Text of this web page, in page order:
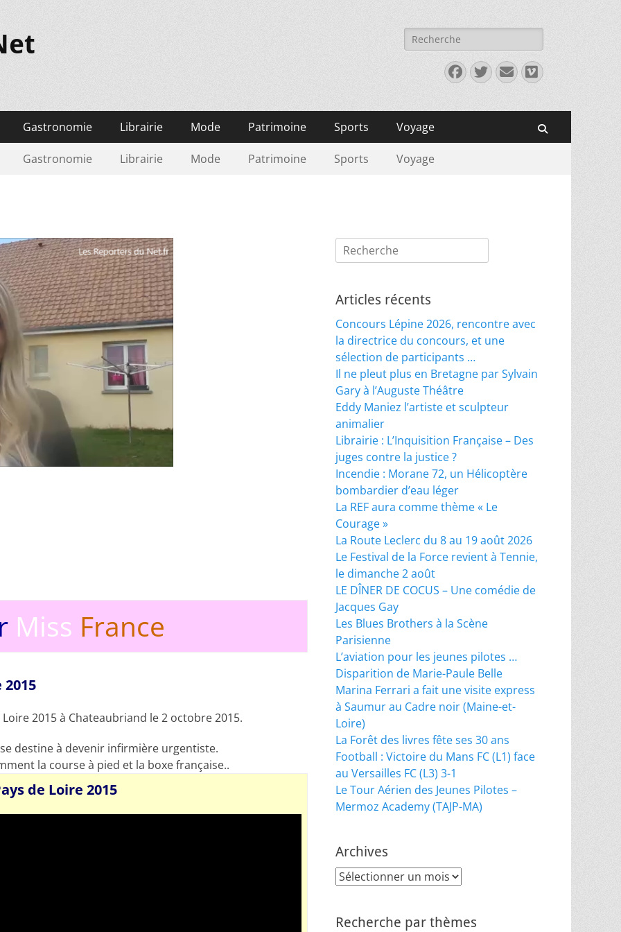
Rechercher :
Facebook
Twitter
E-
mail
Vimeo
Gastronomie Librairie Mode Patrimoine Sports Voyage
Gastronomie Librairie Mode Patrimoine Sports Voyage
Miss France
Loire 2015 à Chateaubriand le 2 octobre 2015.
destine à devenir infirmière urgentiste.
la course à pied et la boxe française..
de Loire 2015
Rechercher :
Articles récents
Concours Lépine 2026, rencontre avec
la directrice du concours, et une
sélection de participants …
Il ne pleut plus en Bretagne par Sylvain
Gary à l’Auguste Théâtre
Eddy Maniez l’artiste et sculpteur
animalier
Librairie : L’Inquisition Française – Des
juges contre la justice ?
Incendie : Morane 72, un Hélicoptère
bombardier d’eau léger
La REF aura comme thème « Le
Courage »
La Route Leclerc du 8 au 19 août 2026
Le Festival de la Force revient à Tennie,
le dimanche 2 août
LE DÎNER DE COCUS – Une comédie de
Jacques Gay
Les Blues Brothers à la Scène
Parisienne
L’aviation pour les jeunes pilotes …
Disparition de Marie-Paule Belle
Marina Ferrari a fait une visite express
à Saumur au Cadre noir (Maine-et-
Loire)
La Forêt des livres fête ses 30 ans
Football : Victoire du Mans FC (L1) face
au Versailles FC (L3) 3-1
Le Tour Aérien des Jeunes Pilotes –
Mermoz Academy (TAJP-MA)
Archives
Archives
Recherche par thèmes